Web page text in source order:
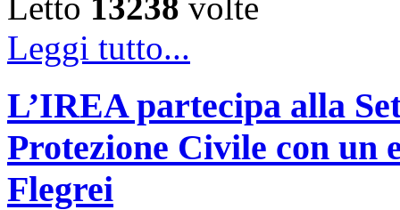
Leggi tutto...
L’IREA partecipa alla
Protezione Civile con un
Flegrei